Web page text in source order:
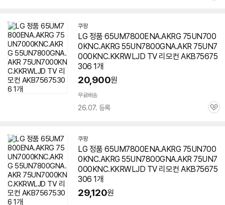
쿠팡
LG 정품 65UM7800ENA.AKRG 75UN700
0KNC.AKRG 55UN7800GNA.AKR 75UN7
000KNC.KKRWLJD TV 리모컨 AKB75675
306 1개
20,900원
무료배송
26.07. 등록
관
쿠팡
LG 정품 65UM7800ENA.AKRG 75UN700
0KNC.AKRG 55UN7800GNA.AKR 75UN7
000KNC.KKRWLJD TV 리모컨 AKB75675
306 1개
29,120원